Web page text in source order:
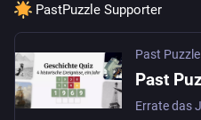
PastPuzzle Supporter
Past Puzzle